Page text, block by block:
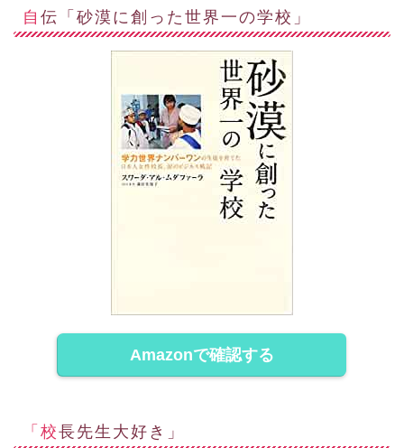
自伝「砂漠に創った世界一の学校」
Amazonで確認する
「校長先生大好き」